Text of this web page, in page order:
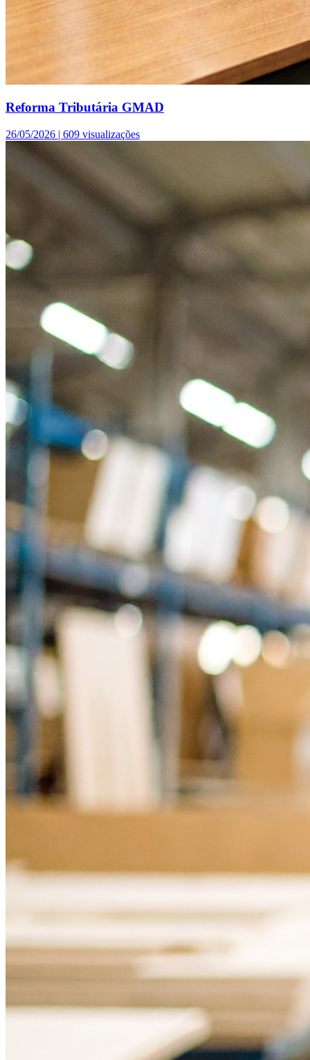
Reforma Tributária GMAD
26/05/2026 | 609 visualizações